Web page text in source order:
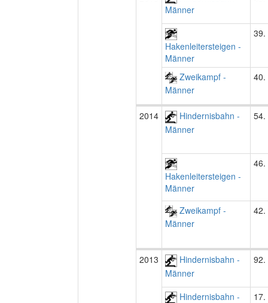
Männer
Hakenleitersteigen -
Männer
39.
Zweikampf -
Männer
40.
2014
Hindernisbahn -
Männer
54.
Hakenleitersteigen -
Männer
46.
Zweikampf -
Männer
42.
2013
Hindernisbahn -
Männer
92.
Hindernisbahn -
17.